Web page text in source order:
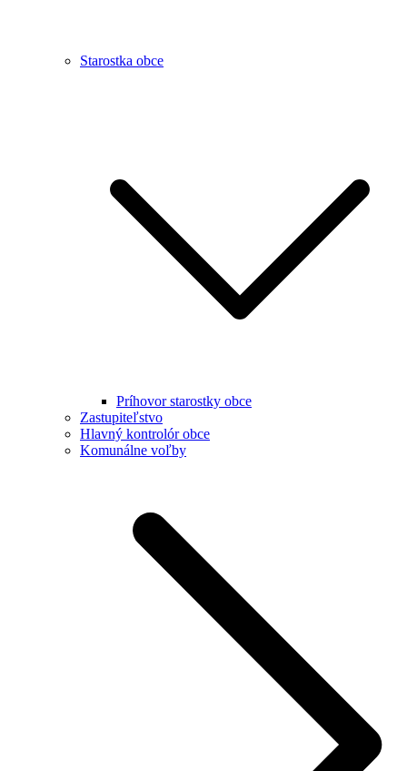
Starostka obce
Príhovor starostky obce
Zastupiteľstvo
Hlavný kontrolór obce
Komunálne voľby